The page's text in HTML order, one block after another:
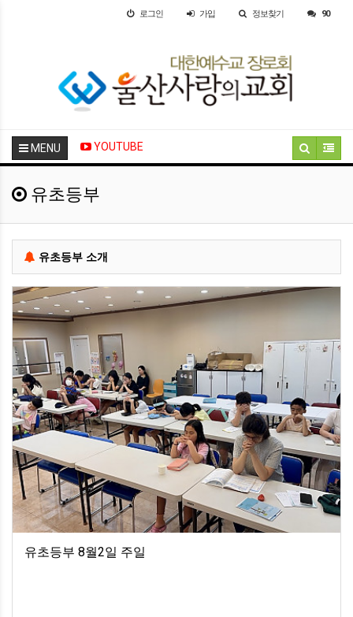
로그인 가입 정보찾기 90
MENU YOUTUBE
유초등부
유초등부 소개
유초등부 8월2일 주일